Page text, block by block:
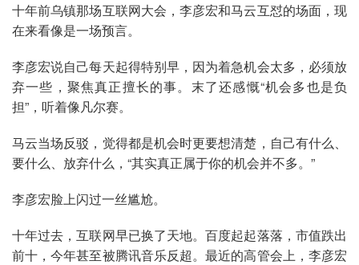
十年前乌镇那场互联网大会，李彦宏和马云互怼的场面，现
在来看像是一场预言。
李彦宏说自己每天起得特别早，因为着急机会太多，必须放
弃一些，聚焦真正擅长的事。末了还感慨“机会多也是负
担”，听着像凡尔赛。
马云当场反驳，觉得都是机会时更要想清楚，自己有什么、
要什么、放弃什么，“其实真正属于你的机会并不多。”
李彦宏脸上闪过一丝尴尬。
十年过去，互联网早已换了天地。百度起起落落，市值跌出
前十，今年甚至被腾讯音乐反超。最近的高管会上，李彦宏